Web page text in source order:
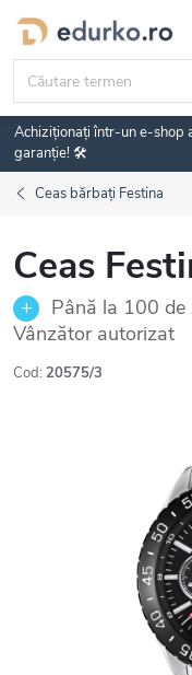
Treci
conținut
Achiziționați într-un e-shop
garanție! 🛠️
Ceas bărbați Festina
Ceas
Până la 100 de
Vânzător autorizat
Cod: 20575/3